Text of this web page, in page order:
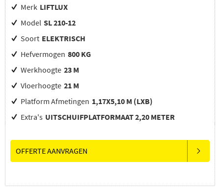
Merk LIFTLUX
Model SL 210-12
Soort ELEKTRISCH
Hefvermogen 800 KG
Werkhoogte 23 M
Vloerhoogte 21 M
Platform Afmetingen 1,17X5,10 M (LXB)
Extra's UITSCHUIFPLATFORMAAT 2,20 METER
OFFERTE AANVRAGEN